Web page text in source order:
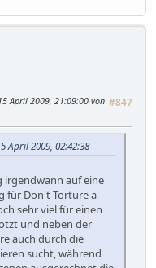
#847
April 2009, 21:09:00 von
April 2009, 02:42:38
irgendwann auf eine
für Don't Torture a
sehr viel für einen
und neben der
auch durch die
sucht, während